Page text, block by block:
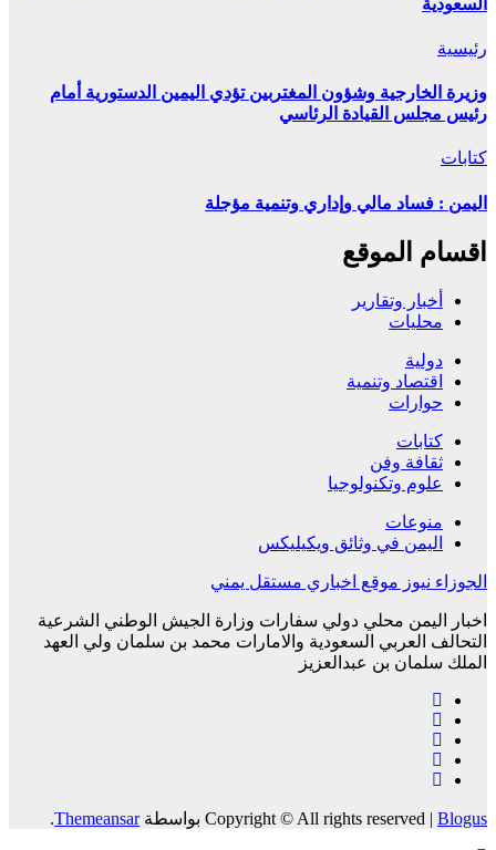
رئيسية
وزيرة الخارجية وشؤون المغتربين تؤدي اليمين الدستورية أمام
رئيس مجلس القيادة الرئاسي
كتابات
اليمن : فساد مالي وإداري وتنمية مؤجلة
اقسام الموقع
أخبار وتقارير
محليات
دولية
اقتصاد وتنمية
حوارات
كتابات
ثقافة وفن
علوم وتكنولوجيا
منوعات
اليمن في وثائق ويكيليكس
الجوزاء نيوز موقع اخباري مستقل يمني
اخبار اليمن محلي دولي سفارات وزارة الجيش الوطني الشرعية
التحالف العربي السعودية والامارات محمد بن سلمان ولي العهد
الملك سلمان بن عبدالعزيز
Copyright © All rights reserved | Blogus بواسطةThemeansar
.